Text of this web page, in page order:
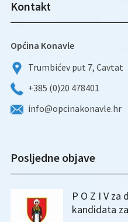
Kontakt
Općina Konavle
Trumbićev put 7, Cavtat
+385 (0)20 478401
info@opcinakonavle.hr
Posljedne objave
P O Z I V
kandidata